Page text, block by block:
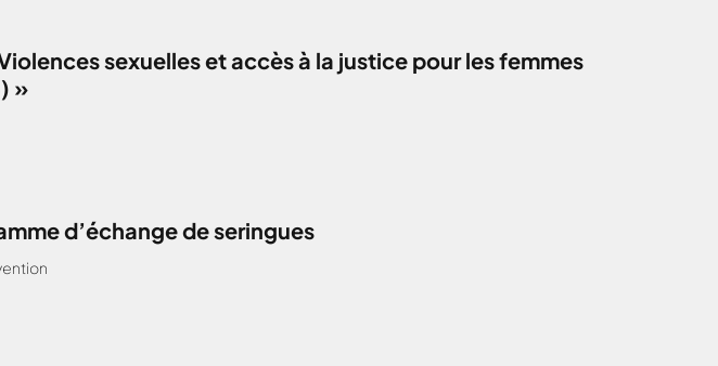
sexuelles et accès à la justice pour les femmes
»
d’échange de seringues